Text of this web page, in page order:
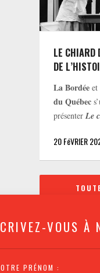
VOUS À
PRÉNOM :
LE CHIARD
DE
La Bordée et
du Québec
présenterLe
20 FéVRIER